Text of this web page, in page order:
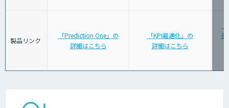
製品リンク
「Prediction One」の
詳細はこちら
「KPI最適化」の
詳細はこちら
計